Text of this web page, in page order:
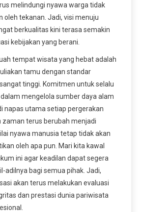
melindungi nyawa warga tidak
oleh tekanan. Jadi, visi menuju
berkualitas kini terasa semakin
kebijakan yang berani.
tempat wisata yang hebat adalah
tamu dengan standar
tinggi. Komitmen untuk selalu
mengelola sumber daya alam
napas utama setiap pergerakan
zaman terus berubah menjadi
nyawa manusia tetap tidak akan
oleh apa pun. Mari kita kawal
ini agar keadilan dapat segera
adilnya bagi semua pihak. Jadi,
akan terus melakukan evaluasi
dan prestasi dunia pariwisata